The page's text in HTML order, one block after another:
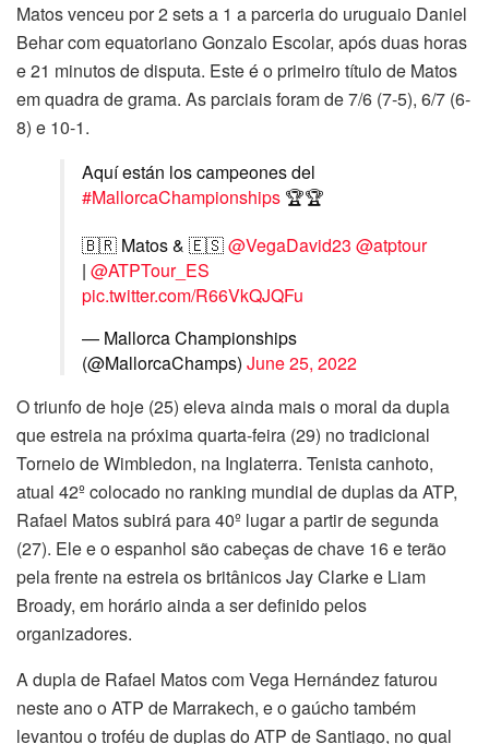
Matos venceu por 2 sets a 1 a parceria do uruguaio Daniel
Behar com equatoriano Gonzalo Escolar, após duas horas
e 21 minutos de disputa. Este é o primeiro título de Matos
em quadra de grama. As parciais foram de 7/6 (7-5), 6/7 (6-
8) e 10-1.
Aquí están los campeones del
#MallorcaChampionships 🏆🏆
🇧🇷 Matos & 🇪🇸@VegaDavid23 @atptour
| @ATPTour_ES
pic.twitter.com/R66VkQJQFu
— Mallorca Championships
(@MallorcaChamps) June 25, 2022
O triunfo de hoje (25) eleva ainda mais o moral da dupla
que estreia na próxima quarta-feira (29) no tradicional
Torneio de Wimbledon, na Inglaterra. Tenista canhoto,
atual 42º colocado no ranking mundial de duplas da ATP,
Rafael Matos subirá para 40º lugar a partir de segunda
(27). Ele e o espanhol são cabeças de chave 16 e terão
pela frente na estreia os britânicos Jay Clarke e Liam
Broady, em horário ainda a ser definido pelos
organizadores.
A dupla de Rafael Matos com Vega Hernández faturou
neste ano o ATP de Marrakech, e o gaúcho também
levantou o troféu de duplas do ATP de Santiago, no qual